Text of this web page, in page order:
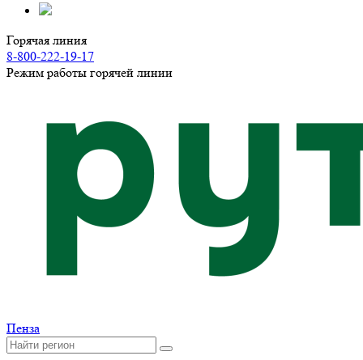
Горячая линия
8-800-222-19-17
Режим работы горячей линии
Пенза